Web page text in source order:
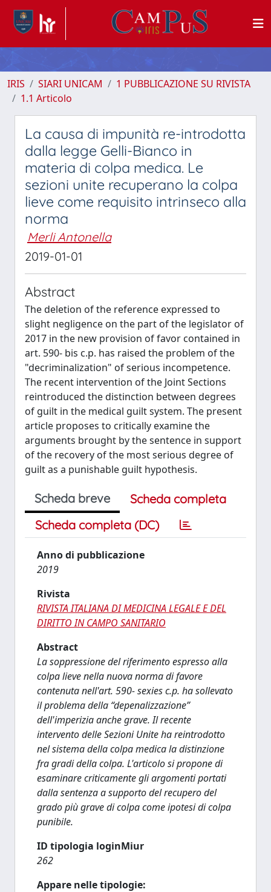
IRIS SIARI UNICAM
1 PUBBLICAZIONE SU RIVISTA
1.1 Articolo
La causa di impunità re-introdotta
dalla legge Gelli-Bianco in
materia di colpa medica. Le
sezioni unite recuperano la colpa
lieve come requisito intrinseco alla
norma
Merli Antonella
2019-01-01
Abstract
The deletion of the reference expressed to
slight negligence on the part of the legislator of
2017 in the new provision of favor contained in
art. 590- bis c.p. has raised the problem of the
"decriminalization" of serious incompetence.
The recent intervention of the Joint Sections
reintroduced the distinction between degrees
of guilt in the medical guilt system. The present
article proposes to critically examine the
arguments brought by the sentence in support
of the recovery of the most serious degree of
guilt as a punishable guilt hypothesis.
Scheda breve
Scheda completa
Scheda completa (DC)
Anno di pubblicazione
2019
Rivista
RIVISTA ITALIANA DI MEDICINA LEGALE E DEL
DIRITTO IN CAMPO SANITARIO
Abstract
La soppressione del riferimento espresso alla
colpa lieve nella nuova norma di favore
contenuta nell'art. 590- sexies c.p. ha sollevato
il problema della “depenalizzazione”
dell'imperizia anche grave. Il recente
intervento delle Sezioni Unite ha reintrodotto
nel sistema della colpa medica la distinzione
fra gradi della colpa. L'articolo si propone di
esaminare criticamente gli argomenti portati
dalla sentenza a supporto del recupero del
grado più grave di colpa come ipotesi di colpa
punibile.
ID tipologia loginMiur
262
Appare nelle tipologie: